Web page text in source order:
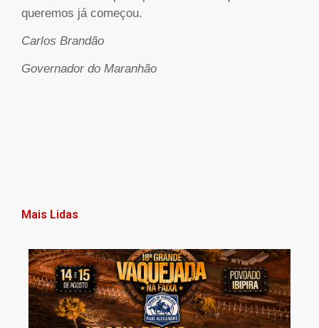
queremos já começou.
Carlos Brandão
Governador do Maranhão
Mais Lidas